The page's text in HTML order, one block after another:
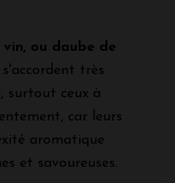
ou daube de
très
surtout ceux à
car leurs
aromatique
et savoureuses.